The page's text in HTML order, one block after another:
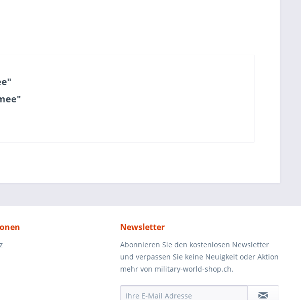
Newsletter
Abonnieren Sie den kostenlosen Newsletter
und verpassen Sie keine Neuigkeit oder Aktion
mehr von military-world-shop.ch.